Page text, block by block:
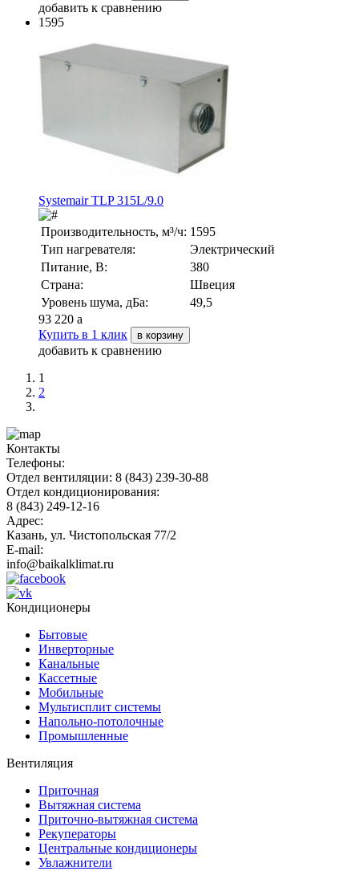
добавить к сравнению
1595
Systemair TLP 315L/9.0
Производительность, м³/ч: 1595
Тип нагревателя:
Электрический
Питание, В:
380
Страна:
Швеция
Уровень шума, дБа:
49,5
93 220 a
Купить в 1 клик
в корзину
добавить к сравнению
1
2
Контакты
Телефоны:
Отдел вентиляции: 8 (843) 239-30-88
Отдел кондиционирования:
8 (843) 249-12-16
Адрес:
Казань, ул. Чистопольская 77/2
E-mail:
info@baikalklimat.ru
Кондиционеры
Бытовые
Инверторные
Канальные
Кассетные
Мобильные
Мультисплит системы
Напольно-потолочные
Промышленные
Вентиляция
Приточная
Вытяжная система
Приточно-вытяжная система
Рекуператоры
Центральные кондиционеры
Увлажнители